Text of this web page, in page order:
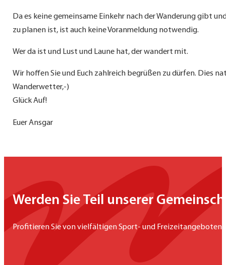
Da es keine gemeinsame Einkehr nach der Wanderung gibt
zu planen ist, ist auch keine Voranmeldung notwendig.
Wer da ist und Lust und Laune hat, der wandert mit.
Wir hoffen Sie und Euch zahlreich begrüßen zu dürfen. Dies
Wanderwetter,-)
Glück Auf!
Euer Ansgar
Werden Sie Teil unserer
Profitieren Sie von vielfältigen Sport- und